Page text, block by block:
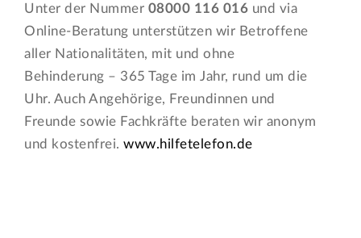
Unter der Nummer 08000 116 016 und via
Online-Beratung unterstützen wir Betroffene
aller Nationalitäten, mit und ohne
Behinderung – 365 Tage im Jahr, rund um die
Uhr. Auch Angehörige, Freundinnen und
Freunde sowie Fachkräfte beraten wir anonym
und kostenfrei.www.hilfetelefon.de